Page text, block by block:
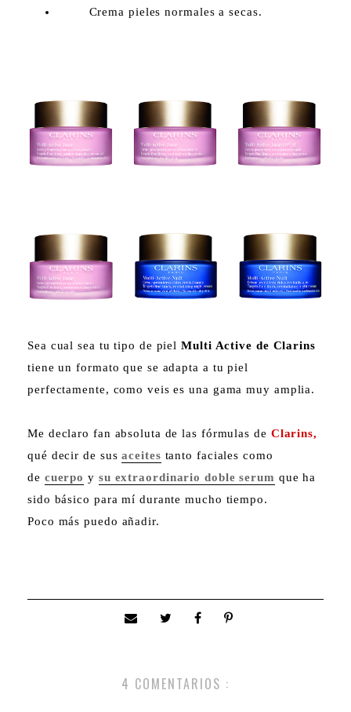
Crema pieles normales a secas.
Sea cual sea tu tipo de pielMulti Active de Clarins
tiene un formato que se adapta a tu piel
perfectamente, como veis es una gama muy amplia.
Me declaro fan absoluta de las fórmulas de Clarins,
qué decir de susaceites tanto faciales como
de cuerpo y su extraordinario doble serum que ha
sido básico para mí durante mucho tiempo.
Poco más puedo añadir.
4 COMENTARIOS :